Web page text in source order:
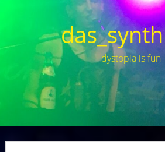
dystopia is fun